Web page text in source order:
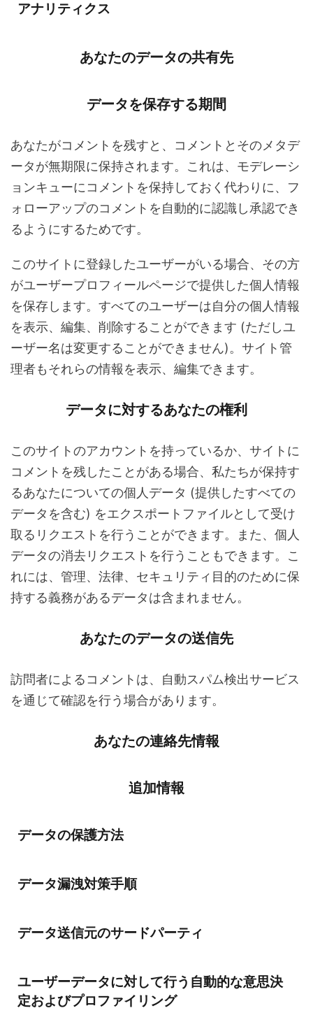
アナリティクス
あなたのデータの共有先
データを保存する期間
あなたがコメントを残すと、コメントとそのメタデ
ータが無期限に保持されます。これは、モデレーシ
ョンキューにコメントを保持しておく代わりに、フ
ォローアップのコメントを自動的に認識し承認でき
るようにするためです。
このサイトに登録したユーザーがいる場合、その方
がユーザープロフィールページで提供した個人情報
を保存します。すべてのユーザーは自分の個人情報
を表示、編集、削除することができます (ただしユ
ーザー名は変更することができません)。サイト管
理者もそれらの情報を表示、編集できます。
データに対するあなたの権利
このサイトのアカウントを持っているか、サイトに
コメントを残したことがある場合、私たちが保持す
るあなたについての個人データ (提供したすべての
データを含む) をエクスポートファイルとして受け
取るリクエストを行うことができます。また、個人
データの消去リクエストを行うこともできます。こ
れには、管理、法律、セキュリティ目的のために保
持する義務があるデータは含まれません。
あなたのデータの送信先
訪問者によるコメントは、自動スパム検出サービス
を通じて確認を行う場合があります。
あなたの連絡先情報
追加情報
データの保護方法
データ漏洩対策手順
データ送信元のサードパーティ
ユーザーデータに対して行う自動的な意思決
定およびプロファイリング